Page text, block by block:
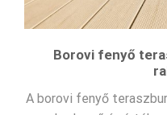
Borovi fenyő
A borovi fenyő